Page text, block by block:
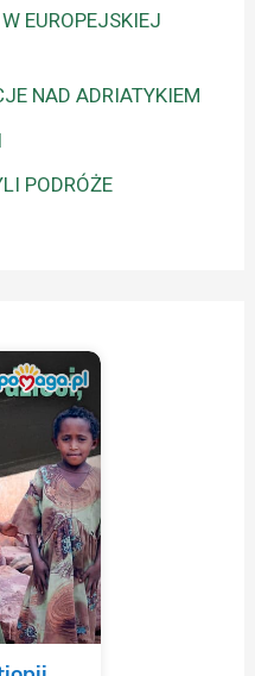
EUROPEJSKIEJ
NAD ADRIATYKIEM
PODRÓŻE